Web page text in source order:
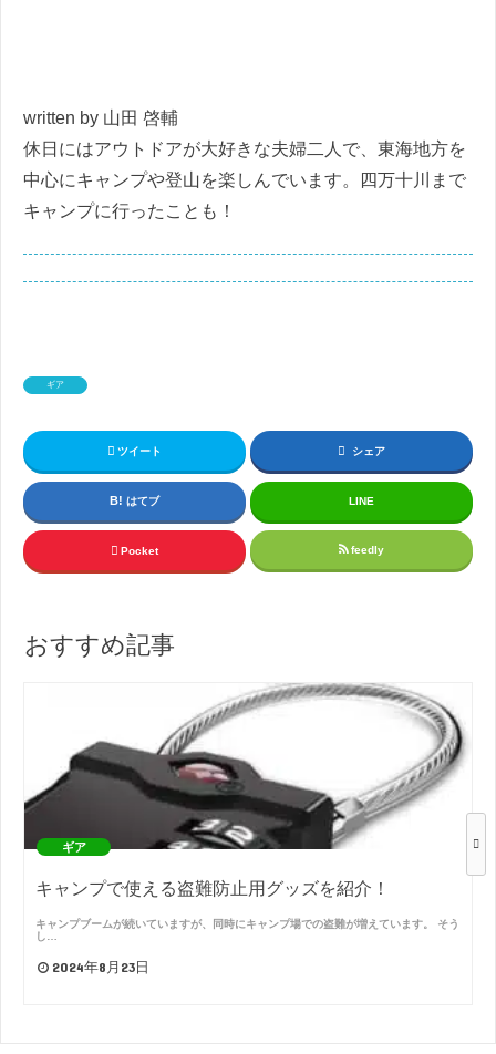
written by 山田 啓輔
休日にはアウトドアが大好きな夫婦二人で、東海地方を
中心にキャンプや登山を楽しんでいます。
四万十川まで
キャンプに行ったことも！
ギア
ツイート シェア
はてブ LINE
Pocket feedly
おすすめ記事
ギア
キャンプで使える盗難防止用グッズを紹介！
キャンプブームが続いていますが、同時にキャンプ場での盗難が増えています。 そう
し…
2024年8月23日